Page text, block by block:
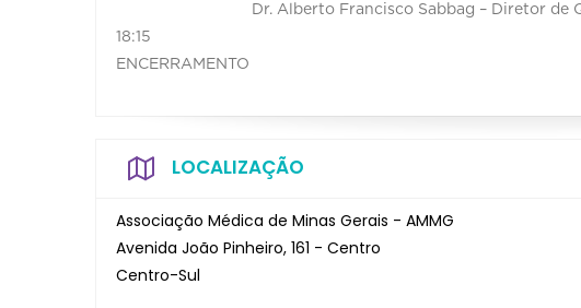
Dr. Alberto Francisco Sabbag – Diretor de
18:15
ENCERRAMENTO
LOCALIZAÇÃO
Associação Médica de Minas Gerais - AMMG
Avenida João Pinheiro, 161 - Centro
Centro-Sul